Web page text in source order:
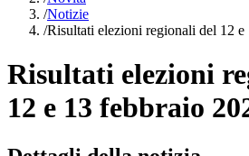
/Notizie
/Risultati elezioni regionali del 12
Risultati elezioni
12 e 13 febbraio